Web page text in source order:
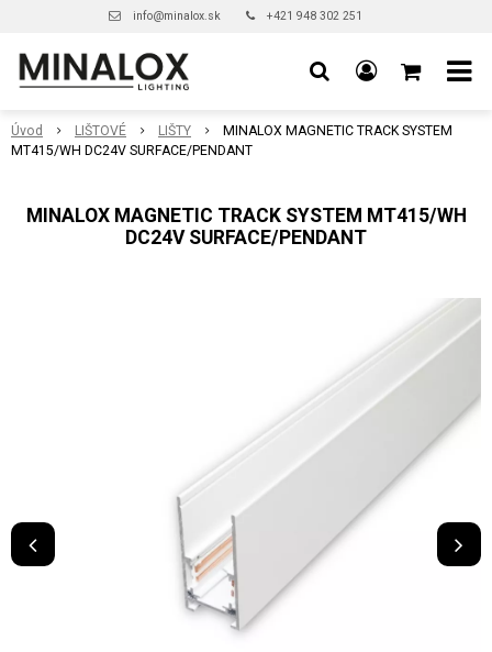
info@minalox.sk +421 948 302 251
Úvod LIŠTOVÉ LIŠTY
MINALOX MAGNETIC TRACK SYSTEM
MT415/WH DC24V SURFACE/PENDANT
MINALOX MAGNETIC TRACK SYSTEM MT415/WH
DC24V SURFACE/PENDANT